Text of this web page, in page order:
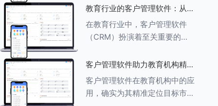
与共享 客户管理软件作为强大
的信息存储库，能够整合并记录
学生的基本信息（如姓名、年
龄、联
教育行业的客户管理软件：从招
生到毕业的全方位管理
在教育行业中，客户管理软件
（CRM）扮演着至关重要的角
全方位管理，提升教育机构的管
理效率和学员满意度。以下是一
些适合教育行业的CRM软件及
其功能特点：
客户管理软件助力教育机构精准
定位目标市场
客户管理软件在教育机构中的应
用，确实为其精准定位目标市场